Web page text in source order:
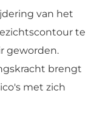
van het
te
geworden.
brengt
met zich